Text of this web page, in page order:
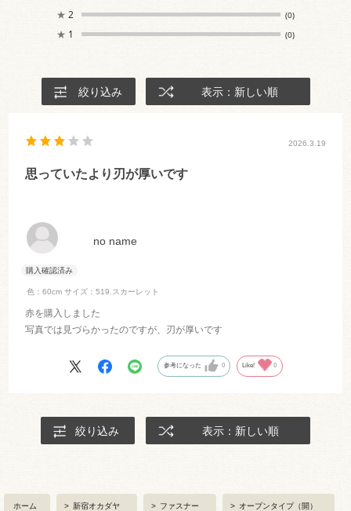
★ 2 (0)
★ 1 (0)
絞り込み 表示：新しい順
no name
色：60cm サイズ：519.スカーレット
2026.3.19
思っていたより刃が厚いです
赤を購入しました
写真では見づらかったのですが、刃が厚いです
参考になった 0 Like! 0
絞り込み 表示：新しい順
ホーム > 新宿オカダヤ > ファスナー > オープンタイプ（開）